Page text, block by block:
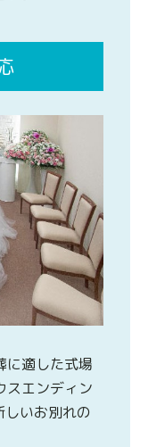
に適した式場
スエンディン
いお別れの